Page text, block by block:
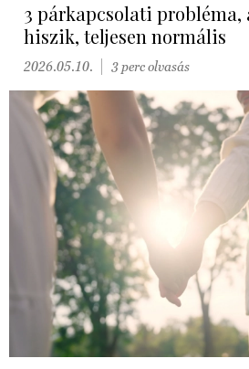
3 párkapcsolati
hiszik, teljesen normális
2026.05.10. 3 perc olvasás